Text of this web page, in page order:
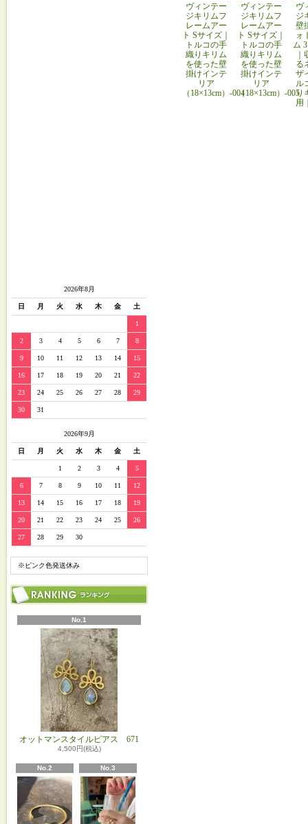
2026年8月
日 月 火 水 木 金 土
1
2 3 4 5 6 7 8
9 10 11 12 13 14 15
16 17 18 19 20 21 22
23 24 25 26 27 28 29
30 31
2026年9月
日 月 火 水 木 金 土
1 2 3 4 5
6 7 8 9 10 11 12
13 14 15 16 17 18 19
20 21 22 23 24 25 26
27 28 29 30
※ピンク色発送休み
No.1
オットマンスタイルピアス 671
4,500円(税込)
No.2 No.3
ヴィンテー
ジキリムフ
レームアー
ト Sサイズ｜
トルコの手
織りキリム
を使った壁
掛けインテ
リア
（18×13cm）-004
ヴィンテー
ジキリムフ
レームアー
ト Sサイズ｜
トルコの手
織りキリム
を使った壁
掛けインテ
リア
（18×13cm）-005
ヴ
ジ
壁
ォ
ム
る
ザ
ル
り
用